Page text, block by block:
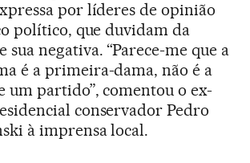
por líderes de opinião
político, que duvidam da
sua negativa. “Parece-me que a
é a primeira-dama, não é a
um partido”, comentou o ex-
conservador Pedro
à imprensa local.